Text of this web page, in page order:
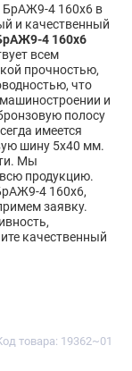
товара: 19362~01
БрАЖ9-4 160х6 в
и качественный
4 160х6
всем
прочностью,
что
и
полосу
имеется
шину 5x40 мм.
Мы
продукцию.
4 160х6,
заявку.
качественный